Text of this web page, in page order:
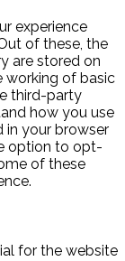
experience
of these, the
are stored on
working of basic
third-party
how you use
in your browser
option to opt-
of these
for the website